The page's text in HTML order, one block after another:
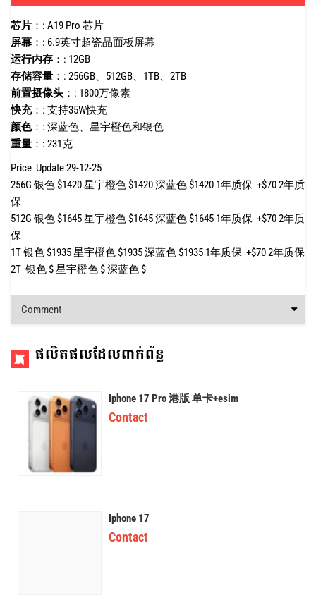
芯片 ：: A19 Pro 芯片
屏幕 ：: 6.9英寸超瓷晶面板屏幕
运行内存 ：: 12GB
存储容量 ：: 256GB、512GB、1TB、2TB
前置摄像头 ：: 1800万像素
快充：: 支持35W快充
颜色：: 深蓝色、星宇橙色和银色
重量 ：: 231克
Price Update 29-12-25
256G 银色 $1420 星宇橙色 $1420 深蓝色 $1420 1年质保 +$70 2年质
保
512G 银色 $1645 星宇橙色 $1645 深蓝色 $1645 1年质保 +$70 2年质
保
1T 银色 $1935 星宇橙色 $1935 深蓝色 $1935 1年质保 +$70 2年质保
2T 银色 $ 星宇橙色 $ 深蓝色 $
Comment
ផលិតផលដែលពាក់ព័ន្ធ
Iphone 17 Pro 港版 单卡+esim
Contact
Iphone 17
Contact